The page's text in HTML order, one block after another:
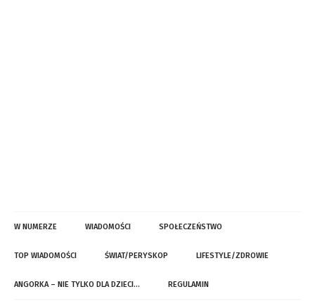
W NUMERZE WIADOMOŚCI SPOŁECZEŃSTWO
TOP WIADOMOŚCI ŚWIAT/PERYSKOP LIFESTYLE/ZDROWIE
ANGORKA – NIE TYLKO DLA DZIECI… REGULAMIN